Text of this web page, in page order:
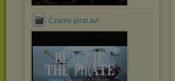
Czarny pirat.avi